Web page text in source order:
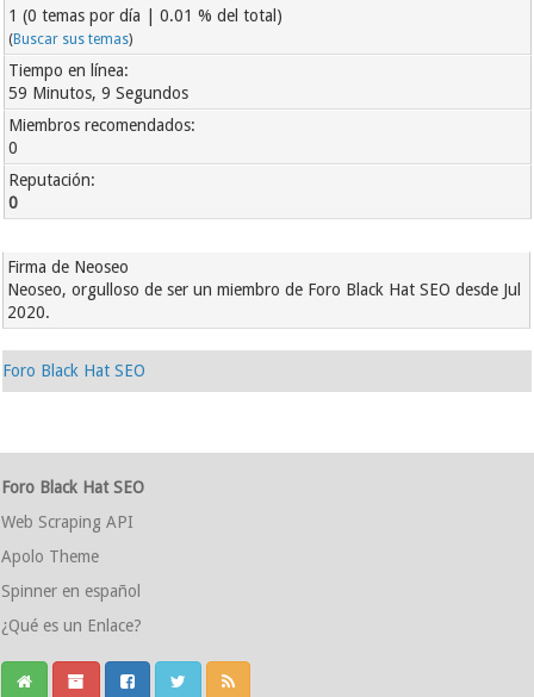
1 (0 temas por día | 0.01 % del total)
(Buscar sus temas)
Tiempo en línea:
59 Minutos, 9 Segundos
Miembros recomendados:
0
Reputación:
0
Firma de Neoseo
Neoseo, orgulloso de ser un miembro de Foro Black Hat SEO desde Jul
2020.
Foro Black Hat SEO
Foro Black Hat SEO
Web Scraping API
Apolo Theme
Spinner en español
¿Qué es un Enlace?